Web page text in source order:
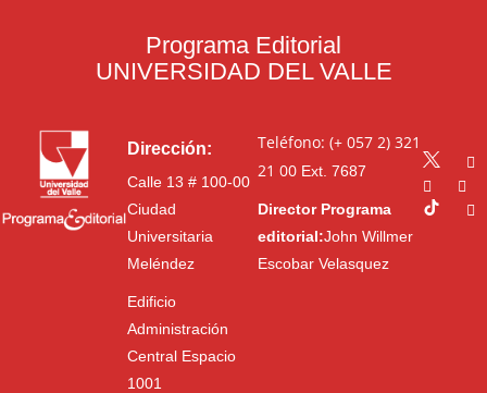
Programa Editorial
UNIVERSIDAD DEL VALLE
Dirección:
Calle 13 # 100-00
Ciudad
Universitaria
Meléndez
Edificio
Administración
Central Espacio
1001
Teléfono: (+ 057 2) 321
21 00Ext. 7687
Director Programa
editorial:John Willmer
Escobar Velasquez